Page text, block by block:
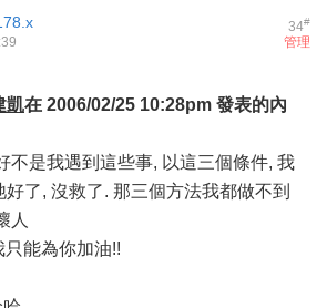
34#
管理
凱在 2006/02/25 10:28pm 發表的內
不是我遇到這些事, 以這三個條件, 我
了, 沒救了. 那三個方法我都做不到
人
只能為你加油!!